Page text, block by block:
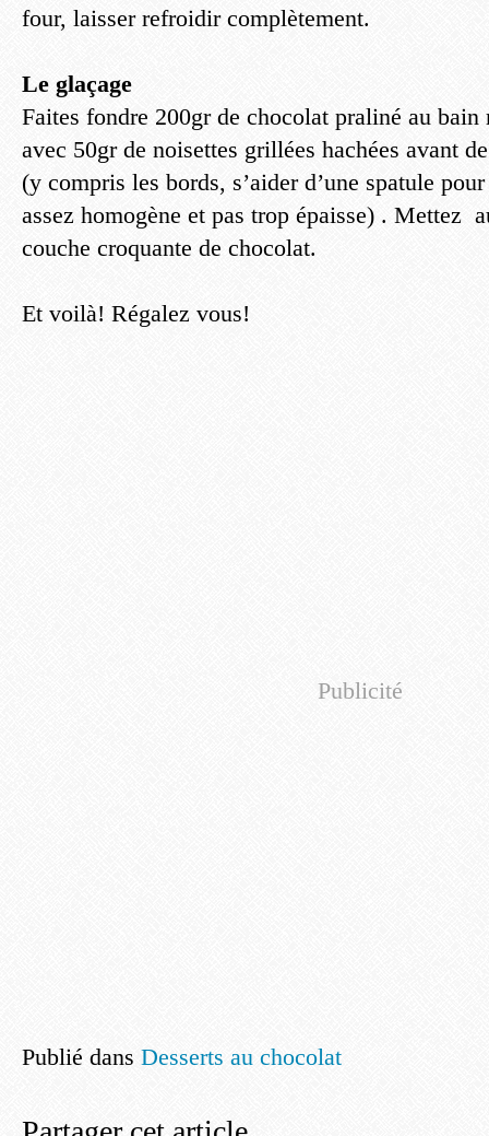
four, laisser refroidir complètement.
Le glaçage
Faites fondre 200gr de chocolat praliné au bain
avec 50gr de noisettes grillées hachées avant
(y compris les bords, s’aider d’une spatule
assez homogène et pas trop épaisse) . Mettez
couche croquante de chocolat.
Et voilà! Régalez vous!
Publicité
Publié dans Desserts au chocolat